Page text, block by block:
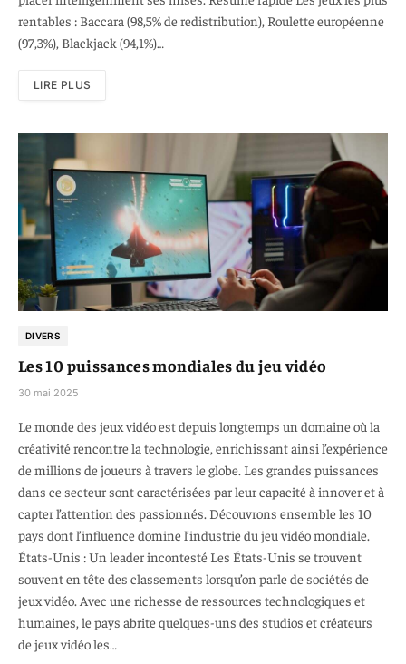
rentables : Baccara (98,5% de redistribution), Roulette européenne
(97,3%), Blackjack (94,1%)…
LIRE PLUS
DIVERS
Les 10 puissances mondiales du jeu vidéo
30 mai 2025
Le monde des jeux vidéo est depuis longtemps un domaine où la
créativité rencontre la technologie, enrichissant ainsi l’expérience
de millions de joueurs à travers le globe. Les grandes puissances
dans ce secteur sont caractérisées par leur capacité à innover et à
capter l’attention des passionnés. Découvrons ensemble les 10
pays dont l’influence domine l’industrie du jeu vidéo mondiale.
États-Unis : Un leader incontesté Les États-Unis se trouvent
souvent en tête des classements lorsqu’on parle de sociétés de
jeux vidéo. Avec une richesse de ressources technologiques et
humaines, le pays abrite quelques-uns des studios et créateurs
de jeux vidéo les…